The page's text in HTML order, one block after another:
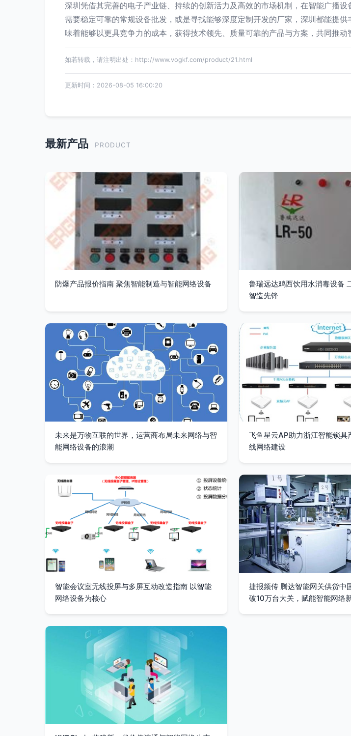
深圳凭借其完善的电子产业链、持续的创新活力及高效的市场机制，在智能广播
需要稳定可靠的常规设备批发，或是寻找能够深度定制开发的厂家，深圳都能提
味着能够以更具竞争力的成本，获得技术领先、质量可靠的产品与方案，共同推动
如若转载，请注明出处：http://www.vogkf.com/product/21.html
更新时间：2026-08-05 16:00:20
最新产品 PRODUCT
防爆产品报价指南 聚焦智能制造与智能网络设备
鲁瑞远达鸡西饮用水消毒设备
智造先锋
未来是万物互联的世界，运营商布局未来网络与智
能网络设备的浪潮
飞鱼星云AP助力浙江智能锁具
线网络建设
智能会议室无线投屏与多屏互动改造指南 以智能
网络设备为核心
捷报频传 腾达智能网关供货中
破10万台大关，赋能智能网络